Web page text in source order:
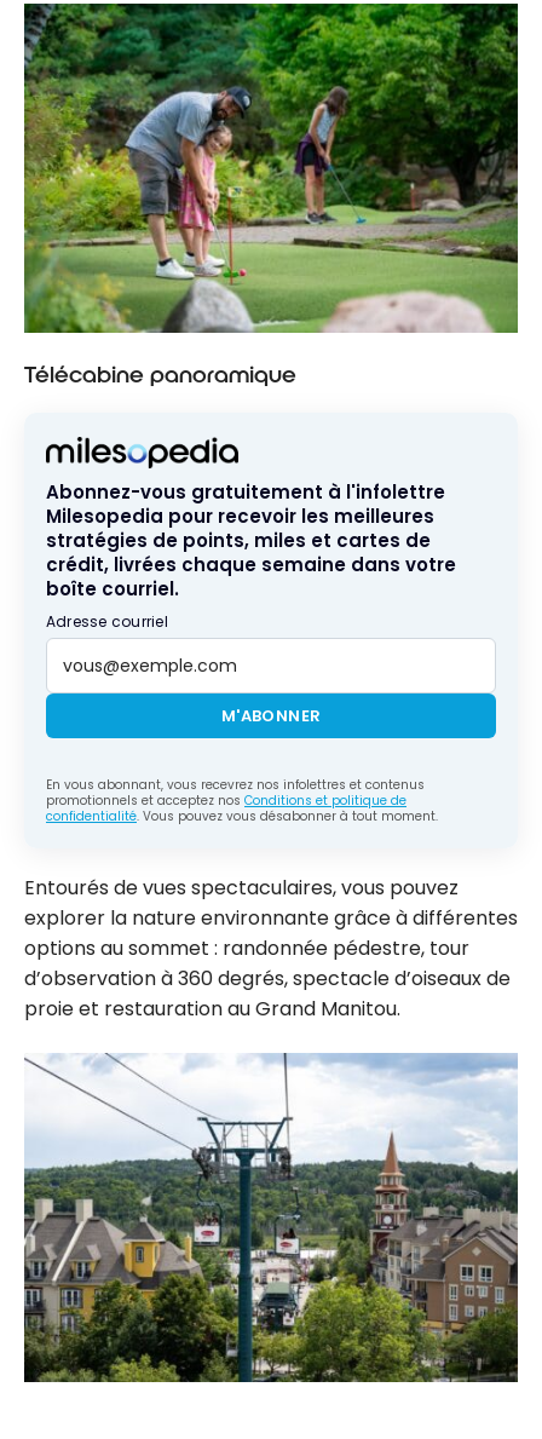
Télécabine panoramique
Abonnez-vous gratuitement à l'infolettre
Milesopedia pour recevoir les meilleures
stratégies de points, miles et cartes de
crédit, livrées chaque semaine dans votre
boîte courriel.
Adresse courriel
M'ABONNER
En vous abonnant, vous recevrez nos infolettres et contenus
promotionnels et acceptez nos Conditions et politique de
confidentialité. Vous pouvez vous désabonner à tout moment.
Entourés de vues spectaculaires, vous pouvez
explorer la nature environnante grâce à différentes
options au sommet : randonnée pédestre, tour
d’observation à 360 degrés, spectacle d’oiseaux de
proie et restauration au Grand Manitou.